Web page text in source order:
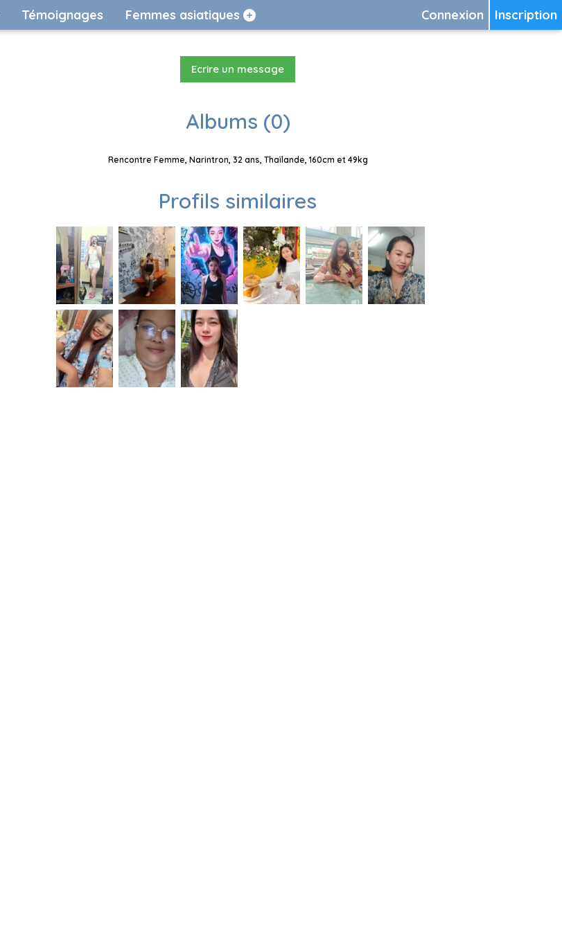
Inscription
Connexion
Témoignages Femmes asiatiques
Ecrire un message
Albums (0)
Rencontre Femme, Narintron, 32 ans, Thaïlande, 160cm et 49kg
Profils similaires